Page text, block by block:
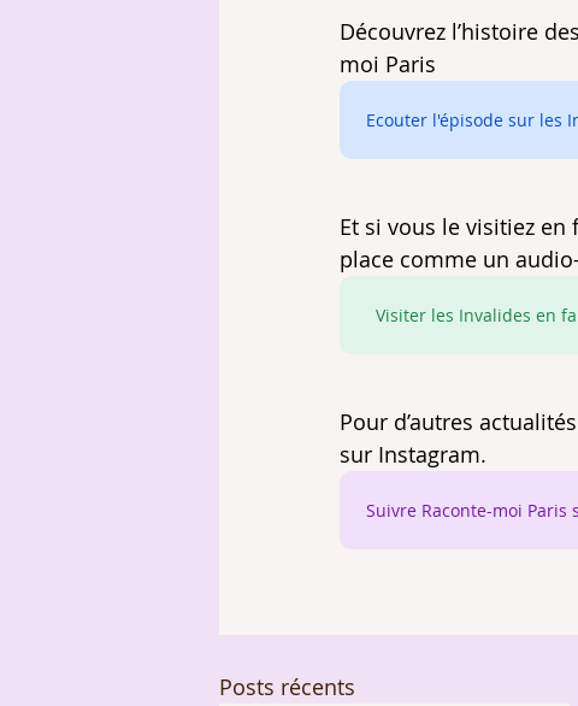
Découvrez l’histoire
moi Paris
Ecouter l'épisode sur les
Et si vous le visitiez
place comme un
Visiter les Invalides en
Pour d’autres
sur Instagram.
Suivre Raconte-moi Paris
Posts récents